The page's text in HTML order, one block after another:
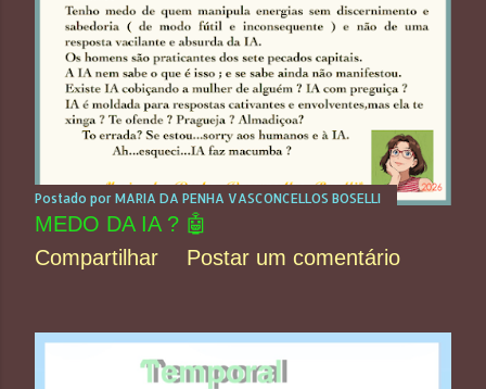
Postado por MARIA DA PENHA VASCONCELLOS BOSELLI
MEDO DA IA ? 🤖
Compartilhar
Postar um comentário